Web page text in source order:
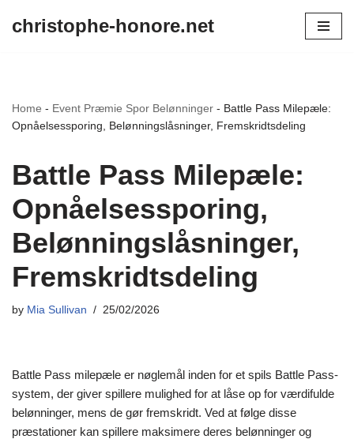
christophe-honore.net
Home - Event Præmie Spor Belønninger - Battle Pass Milepæle:
Opnåelsessporing, Belønningslåsninger, Fremskridtsdeling
Battle Pass Milepæle:
Opnåelsessporing,
Belønningslåsninger,
Fremskridtsdeling
by Mia Sullivan 25/02/2026
Battle Pass milepæle er nøglemål inden for et spils Battle Pass-
system, der giver spillere mulighed for at låse op for værdifulde
belønninger, mens de gør fremskridt. Ved at følge disse
præstationer kan spillere maksimere deres belønninger og